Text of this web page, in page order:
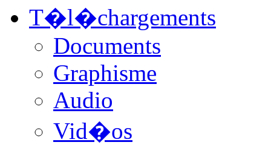
T�l�chargements
Documents
Graphisme
Audio
Vid�os